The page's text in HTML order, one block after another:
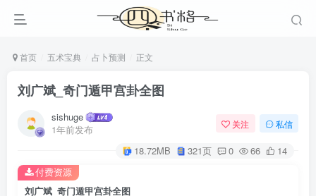
首页 五术宝典 占卜预测 正文
刘广斌_奇门遁甲宫卦全图
sishuge
1年前发布
关注 私信
18.72MB 321页 0 66 14
刘广斌_奇门遁甲宫卦全图
付费资源